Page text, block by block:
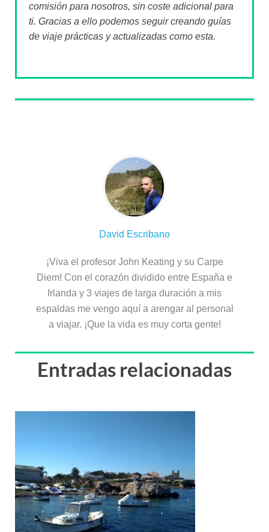
comisión para nosotros, sin coste adicional para
ti. Gracias a ello podemos seguir creando guías
de viaje prácticas y actualizadas como esta.
David Escribano
¡Viva el profesor John Keating y su Carpe
Diem! Con el corazón dividido entre España e
Irlanda y 3 viajes de larga duración a mis
espaldas me vengo aquí a arengar al personal
a viajar. ¡Que la vida es muy corta gente!
Entradas relacionadas